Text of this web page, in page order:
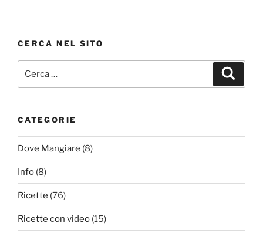
e
CERCA NEL SITO
CATEGORIE
Dove Mangiare (8)
Info (8)
Ricette (76)
Ricette con video (15)